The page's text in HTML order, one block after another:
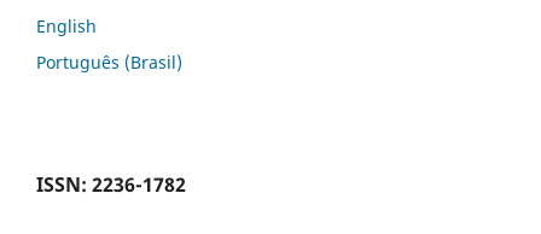
English
Português (Brasil)
ISSN: 2236-1782